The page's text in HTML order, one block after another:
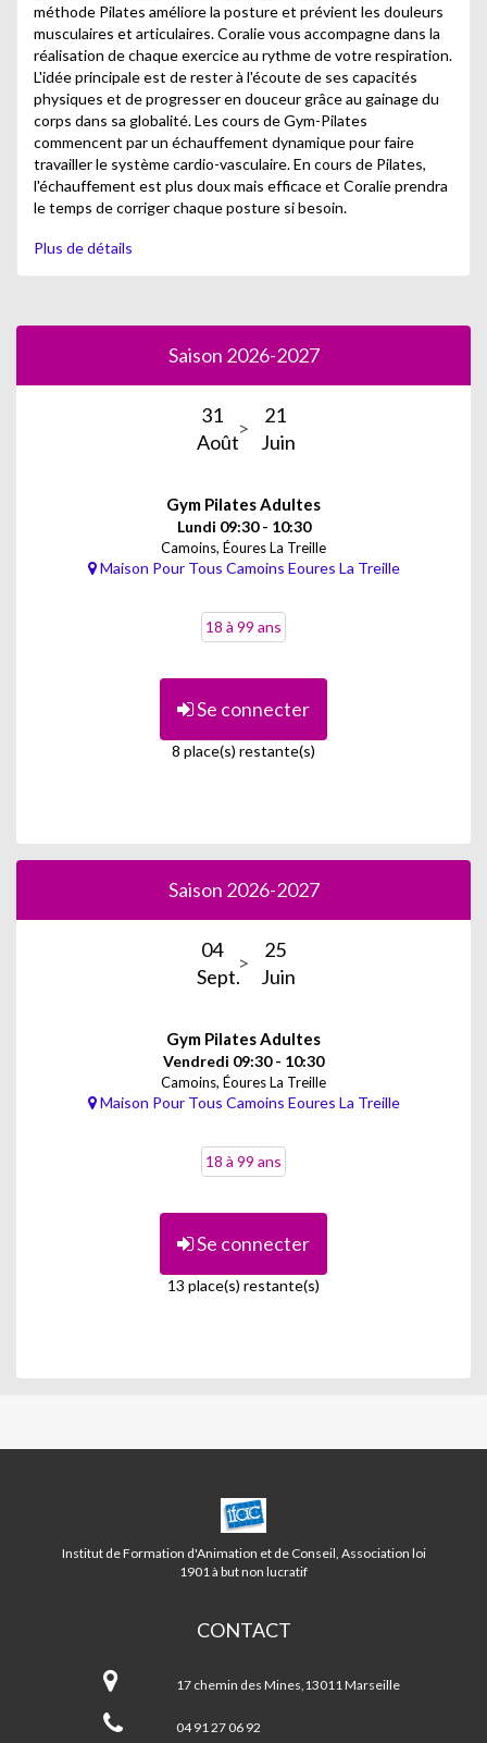
méthode Pilates améliore la posture et prévient les douleurs
musculaires et articulaires. Coralie vous accompagne dans la
réalisation de chaque exercice au rythme de votre respiration.
L'idée principale est de rester à l'écoute de ses capacités
physiques et de progresser en douceur grâce au gainage du
corps dans sa globalité. Les cours de Gym-Pilates
commencent par un échauffement dynamique pour faire
travailler le système cardio-vasculaire. En cours de Pilates,
l'échauffement est plus doux mais efficace et Coralie prendra
le temps de corriger chaque posture si besoin.
Les cours de Pilates et Gym-Pilates s'adressent à tout le
- réduit le stress
- améliore la posture
- renforce le centre du corps (abdominaux, dos, périnée)
- améliore la mobilité
- stabilise l'équilibre
- redessine la silhouette
Plus de détails
Saison 2026-2027
31
Août
21
Juin
Gym Pilates Adultes
Lundi 09:30 - 10:30
Camoins, Éoures La Treille
Maison Pour Tous Camoins Eoures La Treille
18 à 99 ans
Se connecter
8 place(s) restante(s)
Saison 2026-2027
04
Sept.
25
Juin
Gym Pilates Adultes
Vendredi 09:30 - 10:30
Camoins, Éoures La Treille
Maison Pour Tous Camoins Eoures La Treille
18 à 99 ans
Se connecter
13 place(s) restante(s)
CENTRE
CAMOINS/EOURES
LA
TREILLE
Institut de Formation d'Animation et de Conseil, Association loi
1901 à but non lucratif
CONTACT
CAMOINS/EOURES
TREILLE
17 chemin des Mines,13011 Marseille
04 91 27 06 92